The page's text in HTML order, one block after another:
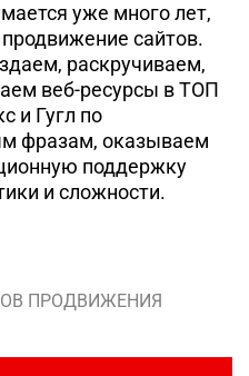
уже много лет,
сайтов.
раскручиваем,
веб-ресурсы в ТОП
и Гугл по
фразам, оказываем
поддержку
и сложности.
ПРОДВИЖЕНИЯ